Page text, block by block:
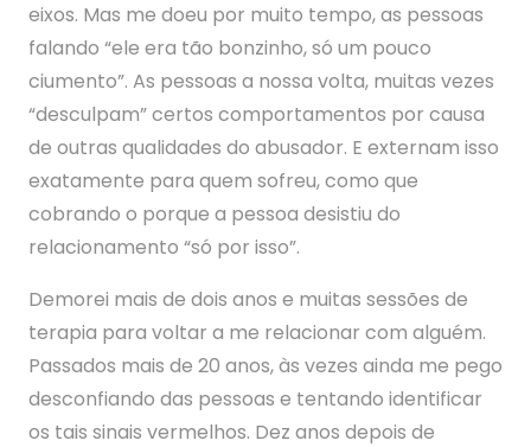
eixos. Mas me doeu por muito tempo, as pessoas
falando “ele era tão bonzinho, só um pouco
ciumento”. As pessoas a nossa volta, muitas vezes
“desculpam” certos comportamentos por causa
de outras qualidades do abusador. E externam isso
exatamente para quem sofreu, como que
cobrando o porque a pessoa desistiu do
relacionamento “só por isso”.
Demorei mais de dois anos e muitas sessões de
terapia para voltar a me relacionar com alguém.
Passados mais de 20 anos, às vezes ainda me pego
desconfiando das pessoas e tentando identificar
os tais sinais vermelhos. Dez anos depois de